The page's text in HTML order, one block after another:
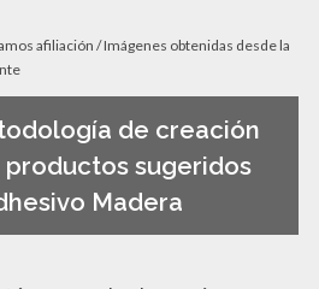
afiliación / Imágenes obtenidas desde la
de creación
sugeridos
Madera